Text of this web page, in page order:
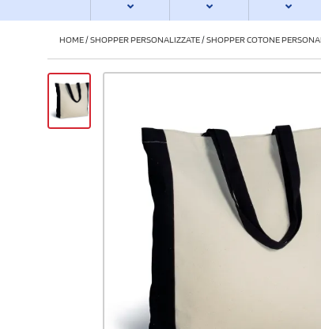
HOME/SHOPPER PERSONALIZZATE/SHOPPER COTONE